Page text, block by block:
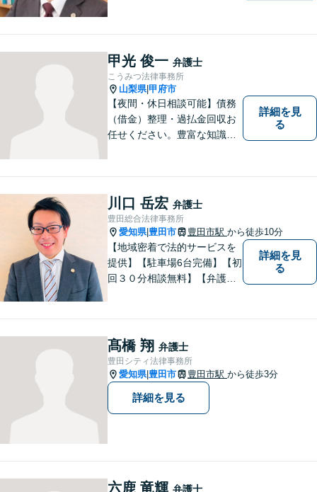
甲光 俊一 弁護士
こうみつ法律事務所
山梨県|甲府市
【夜間・休日相談可能】債務
（借金）整理・過払金回収お
任せください。豊富な知識・
ます。
詳細を見
る
川口 岳宏 弁護士
豊田総合法律事務所
愛知県| 豊田市 豊田市駅 から徒歩10分
【地域密着で法的サービスを
提供】【駐車場6台完備】【初
回３０分相談無料】【弁護士3
のお困りごとを迅速に解決い
たします。
詳細を見
る
髙橋 翔 弁護士
豊田シティ法律事務所
愛知県| 豊田市 豊田市駅 から徒歩3分
詳細を見る
六鹿 竜輝 弁護士